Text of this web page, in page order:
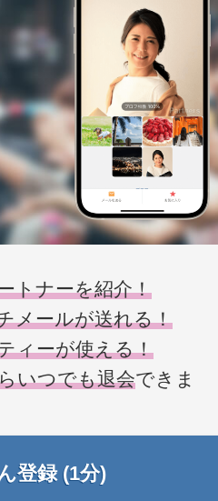
トナーを紹介！
メールが送れる！
ィーが使える！
いつでも退会できま
登録 (1分)